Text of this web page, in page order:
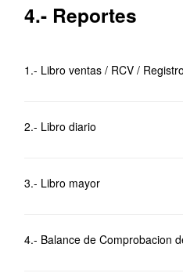
4.- Reportes
1.- Libro ventas / RCV /
2.- Libro diario
3.- Libro mayor
4.- Balance de Comprobacion